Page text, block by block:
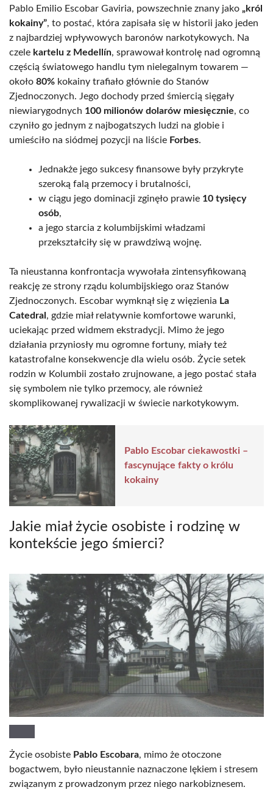
Pablo Emilio Escobar Gaviria, powszechnie znany jako „król
kokainy”, to postać, która zapisała się w historii jako jeden
z najbardziej wpływowych baronów narkotykowych. Na
czele kartelu z Medellín, sprawował kontrolę nad ogromną
częścią światowego handlu tym nielegalnym towarem —
około 80% kokainy trafiało głównie do Stanów
Zjednoczonych. Jego dochody przed śmiercią sięgały
niewiarygodnych 100 milionów dolarów miesięcznie, co
czyniło go jednym z najbogatszych ludzi na globie i
umieściło na siódmej pozycji na liście Forbes.
Jednakże jego sukcesy finansowe były przykryte
szeroką falą przemocy i brutalności,
w ciągu jego dominacji zginęło prawie 10 tysięcy
osób,
a jego starcia z kolumbijskimi władzami
przekształciły się w prawdziwą wojnę.
Ta nieustanna konfrontacja wywołała zintensyfikowaną
reakcję ze strony rządu kolumbijskiego oraz Stanów
Zjednoczonych. Escobar wymknął się z więzienia La
Catedral , gdzie miał relatywnie komfortowe warunki,
uciekając przed widmem ekstradycji. Mimo że jego
działania przyniosły mu ogromne fortuny, miały też
katastrofalne konsekwencje dla wielu osób. Życie setek
rodzin w Kolumbii zostało zrujnowane, a jego postać stała
się symbolem nie tylko przemocy, ale również
skomplikowanej rywalizacji w świecie narkotykowym.
Pablo Escobar ciekawostki –
fascynujące fakty o królu
kokainy
Jakie miał życie osobiste i rodzinę w
kontekście jego śmierci?
Życie osobiste Pablo Escobara, mimo że otoczone
bogactwem, było nieustannie naznaczone lękiem i stresem
związanym z prowadzonym przez niego narkobiznesem.